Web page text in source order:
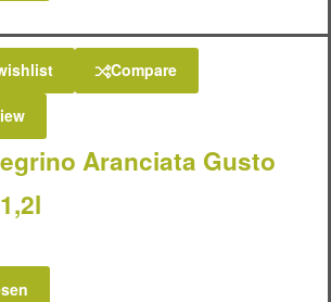
Compare
Aranciata Gusto